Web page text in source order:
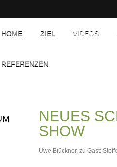
HOME ZIEL VIDEOS
REFERENZEN
NEUES
SHOW
Uwe Brückner, zu Gast: